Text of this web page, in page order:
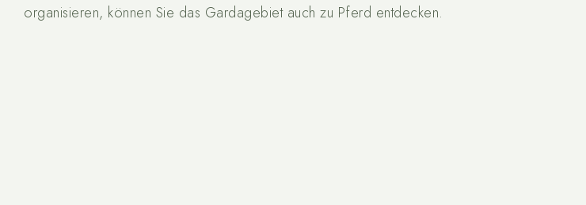
organisieren, können Sie das Gardagebiet auch zu Pferd entdecken.